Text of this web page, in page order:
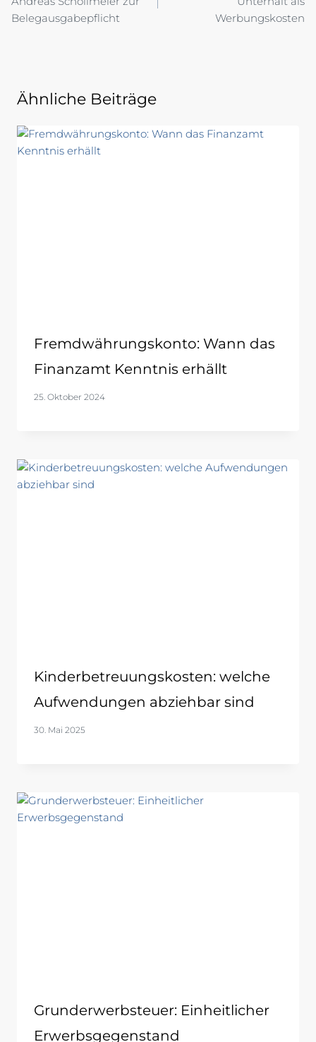
Belegausgabepflicht
Werbungskosten
Ähnliche Beiträge
Fremdwährungskonto: Wann das
Finanzamt Kenntnis erhällt
25. Oktober 2024
Kinderbetreuungskosten: welche
Aufwendungen abziehbar sind
30. Mai 2025
Grunderwerbsteuer: Einheitlicher
Erwerbsgegenstand